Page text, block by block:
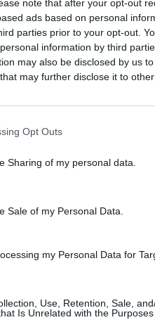
note that after your opt-out
ads based on personal
parties prior to your opt-out.
information by third
may also be disclosed by us
that may further disclose it to
Opt Outs
Sharing of my personal data.
Sale of my Personal Data.
my Personal Data for
Use, Retention, Sale,
Is Unrelated with the
šel podívat před dům. Podle
Následně poškozený ještě
peněženka s doklady,
mluvčí Monika Schindlová.
na pozemku obydlí ostrý
a ještě ten den mu
padělání a pozměnění
Za dané činy stanovuje trestní
zloděj